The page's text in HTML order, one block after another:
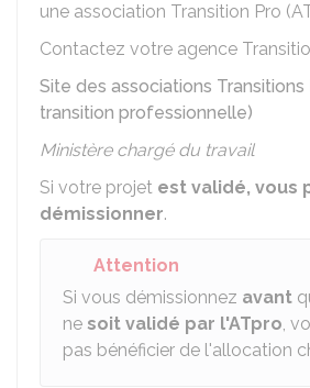
une association Transition Pro
Contactez votre agence
Site des associations
transition professionnelle)
Ministère chargé du travail
Si votre projet est validé, vous
démissionner.
Attention
Si vous démissionnez avant
ne soit validé par l'ATpro,
pas bénéficier de l'allocation